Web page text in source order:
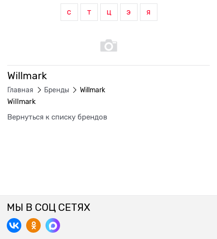
с т ц э я
Willmark
Главная Бренды
Willmark
Willmark
Вернуться к списку брендов
МЫ В СОЦ СЕТЯХ